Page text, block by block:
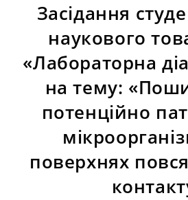
Засідання
наукового
«Лабораторна
на тему:
потенційно
поверхнях